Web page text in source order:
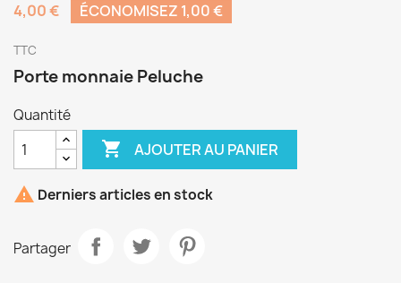
4,00 €
ÉCONOMISEZ 1,00 €
TTC
Porte monnaie Peluche
Quantité
 AJOUTER AU PANIER
 Derniers articles en stock
Partager